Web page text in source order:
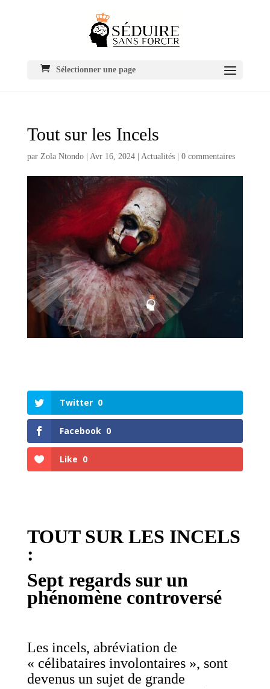
Sélectionner une page
Tout sur les Incels
par Zola Ntondo| Avr 16, 2024| Actualités| 0 commentaires
Twitter 0
Facebook 0
Like 0
TOUT SUR LES INCELS
:
Sept regards sur un
phénomène controversé
Les incels, abréviation de
« célibataires involontaires », sont
devenus un sujet de grande